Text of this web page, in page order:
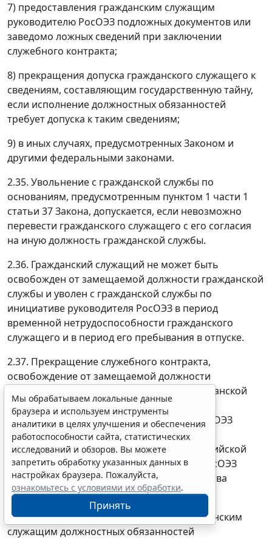
7) предоставления гражданским служащим
руководителю РосОЭЗ подложных документов или
заведомо ложных сведений при заключении
служебного контракта;
8) прекращения допуска гражданского служащего к
сведениям, составляющим государственную тайну,
если исполнение должностных обязанностей
требует допуска к таким сведениям;
9) в иных случаях, предусмотренных Законом и
другими федеральными законами.
2.35. Увольнение с гражданской службы по
основаниям, предусмотренным пунктом 1 части 1
статьи 37 Закона, допускается, если невозможно
перевести гражданского служащего с его согласия
на иную должность гражданской службы.
2.36. Гражданский служащий не может быть
освобожден от замещаемой должности гражданской
службы и уволен с гражданской службы по
инициативе руководителя РосОЭЗ в период
временной нетрудоспособности гражданского
служащего и в период его пребывания в отпуске.
2.37. Прекращение служебного контракта,
освобождение от замещаемой должности
гражданской службы и увольнение с гражданской
службы оформляются приказом РосОЭЗ, в
отношении заместителя руководителя РосОЭЗ
оформляются приказом Министерства
экономического развития и торговли Российской
Федерации, в отношении руководителя РосОЭЗ
оформляется распоряжением Правительства
Российской Федерации.
2.38. В последний день исполнения гражданским
служащим должностных обязанностей
Мы обрабатываем локальные данные
браузера и используем инструменты
аналитики в целях улучшения и обеспечения
работоспособности сайта, статистических
исследований и обзоров. Вы можете
запретить обработку указанных данных в
настройках браузера. Пожалуйста,
ознакомьтесь с условиями их обработки.
Принять